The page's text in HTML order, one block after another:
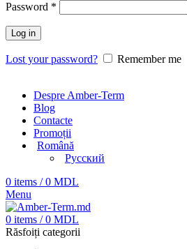
Password *
Log in
Lost your password? Remember me
Despre Amber-Term
Blog
Contacte
Promoții
Română
Русский
0 items / 0 MDL
Menu
0 items / 0 MDL
Răsfoiți categorii